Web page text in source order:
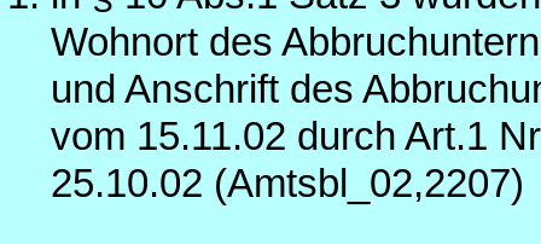
Wohnort des
und Anschrift des
vom 15.11.02 durch Art.1
25.10.02 (Amtsbl_02,2207)